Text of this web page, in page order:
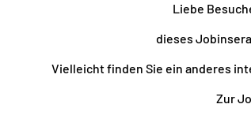
Liebe
dieses
Vielleicht finden Sie ein anderes
Zur